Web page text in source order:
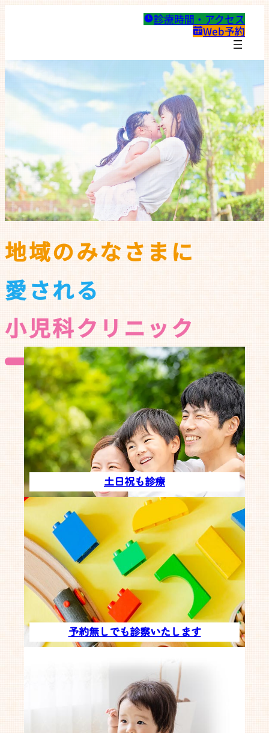
診療時間・アクセス
Web予約
地域のみなさま に
愛される
小児科クリニック
土日祝も休まず診療
土日祝も診療
予約無しでも診察いたします